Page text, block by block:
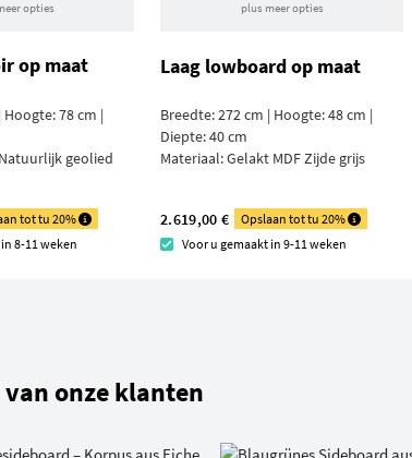
opties
op maat
78 cm |
geolied
tot tu 20%
8-11 weken
plus meer opties
Laag lowboard op maat
Breedte: 272 cm | Hoogte: 48 cm |
Diepte: 40 cm
Materiaal:Gelakt MDF Zijde grijs
2.619,00 €
Opslaan tot tu 20%
Voor u gemaakt in 9-11 weken
onze klanten